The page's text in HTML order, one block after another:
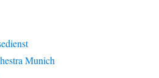
Munich